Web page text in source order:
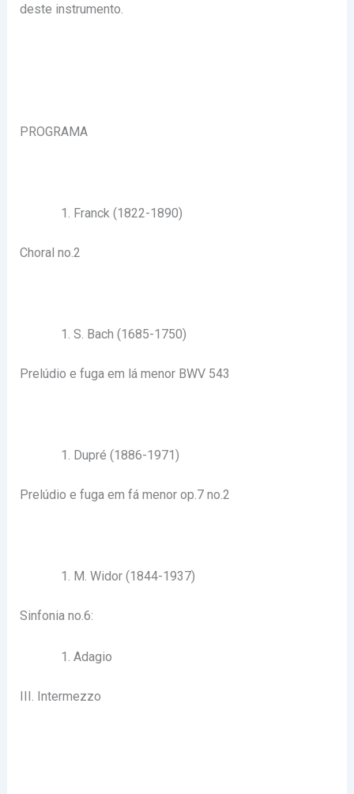
deste instrumento.
PROGRAMA
Franck (1822-1890)
Choral no.2
S. Bach (1685-1750)
Prelúdio e fuga em lá menor BWV 543
Dupré (1886-1971)
Prelúdio e fuga em fá menor op.7 no.2
M. Widor (1844-1937)
Sinfonia no.6:
Adagio
III. Intermezzo